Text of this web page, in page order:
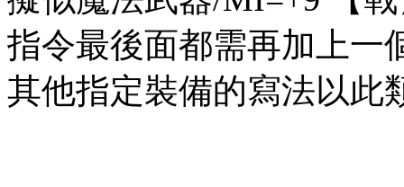
指令最後面都需再加上一
其他指定裝備的寫法以此